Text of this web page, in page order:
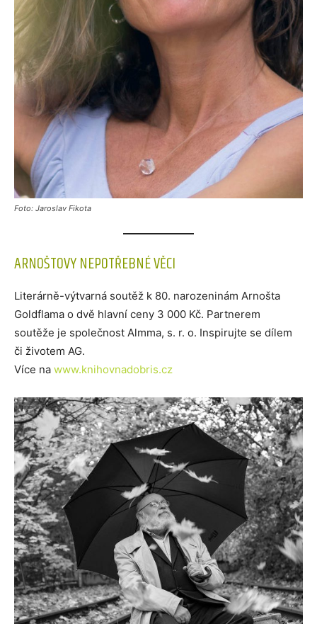
Foto: Jaroslav Fikota
ARNOŠTOVY NEPOTŘEBNÉ VĚCI
Literárně-výtvarná soutěž k 80. narozeninám Arnošta
Goldflama o dvě hlavní ceny 3 000 Kč. Partnerem
soutěže je společnost Almma, s. r. o. Inspirujte se dílem
či životem AG.
Více na www.knihovnadobris.cz